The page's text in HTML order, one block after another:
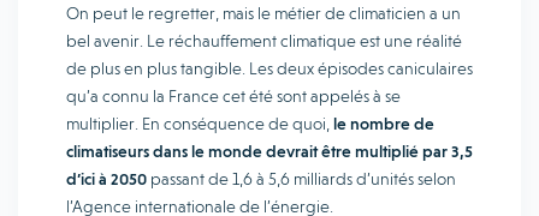
On peut le regretter, mais le métier de climaticien a un
bel avenir. Le réchauffement climatique est une réalité
de plus en plus tangible. Les deux épisodes caniculaires
qu’a connu la France cet été sont appelés à se
multiplier. En conséquence de quoi, le nombre de
climatiseurs dans le monde devrait être multiplié par 3,5
d’ici à 2050 passant de 1,6 à 5,6 milliards d’unités selon
l’Agence internationale de l’énergie.